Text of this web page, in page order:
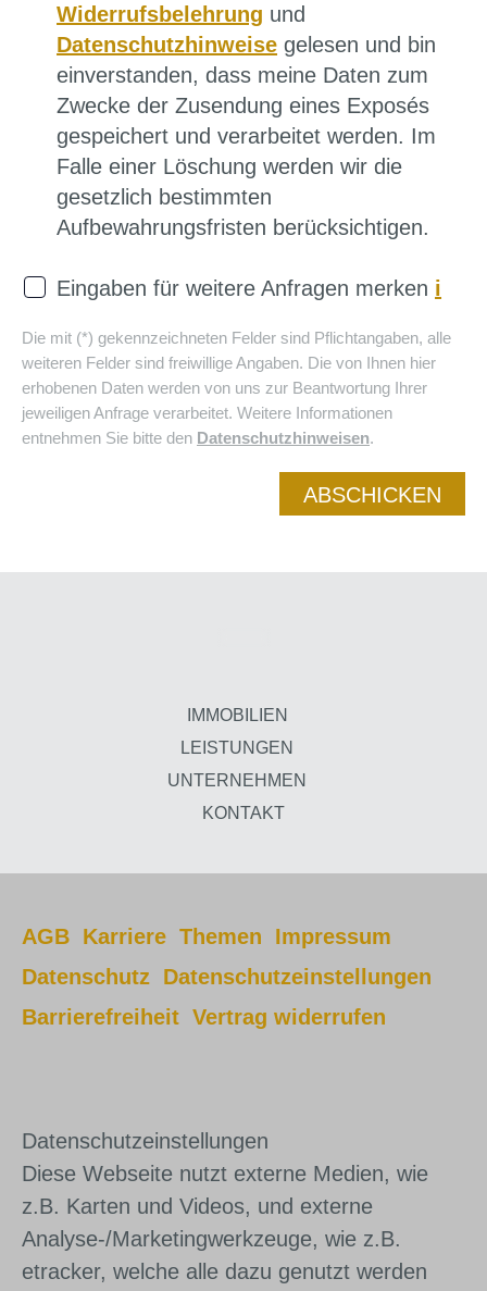
Widerrufsbelehrung und
Datenschutzhinweise gelesen und bin
einverstanden, dass meine Daten zum
Zwecke der Zusendung eines Exposés
gespeichert und verarbeitet werden. Im
Falle einer Löschung werden wir die
gesetzlich bestimmten
Aufbewahrungsfristen berücksichtigen.
Eingaben für weitere Anfragen merken i
Die mit (*) gekennzeichneten Felder sind Pflichtangaben, alle
weiteren Felder sind freiwillige Angaben. Die von Ihnen hier
erhobenen Daten werden von uns zur Beantwortung Ihrer
jeweiligen Anfrage verarbeitet. Weitere Informationen
entnehmen Sie bitte den Datenschutzhinweisen.
ABSCHICKEN
IMMOBILIEN
LEISTUNGEN
UNTERNEHMEN
KONTAKT
AGB Karriere Themen
Impressum
Datenschutz Datenschutzeinstellungen
Barrierefreiheit Vertrag widerrufen
Daten­schutz­ein­stel­lun­gen
Diese Webseite nutzt externe Medien, wie
z.B. Karten und Videos, und externe
Analyse-/Marketingwerkzeuge, wie z.B.
etracker, welche alle dazu genutzt werden